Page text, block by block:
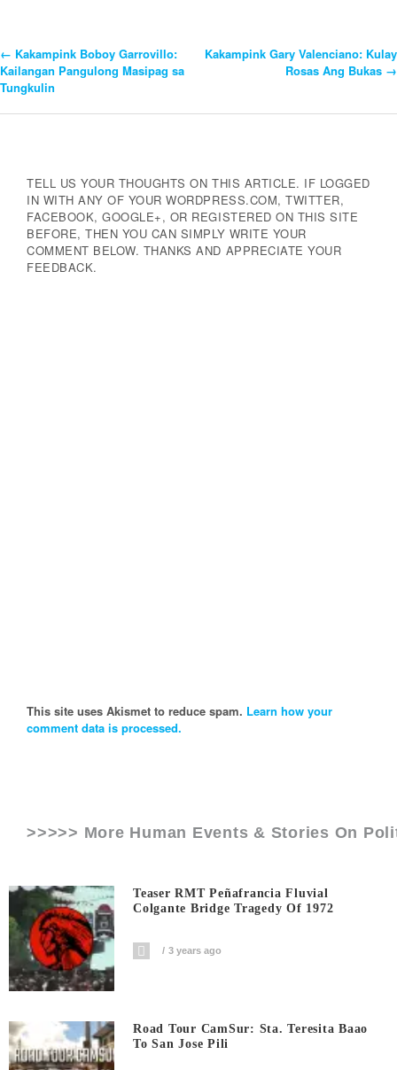
Post
Navigation
← Kakampink Boboy Garrovillo:
Kailangan Pangulong Masipag sa
Tungkulin
Kakampink Gary Valenciano: Kulay
Rosas Ang Bukas →
TELL US YOUR THOUGHTS ON THIS ARTICLE. IF LOGGED
IN WITH ANY OF YOUR WORDPRESS.COM, TWITTER,
FACEBOOK, GOOGLE+, OR REGISTERED ON THIS SITE
BEFORE, THEN YOU CAN SIMPLY WRITE YOUR
COMMENT BELOW. THANKS AND APPRECIATE YOUR
FEEDBACK.
This site uses Akismet to reduce spam. Learn how your
comment data is processed.
>>>>> More Human Events & Stories On
Teaser RMT Peñafrancia Fluvial
Colgante Bridge Tragedy Of 1972
3 years ago
Road Tour CamSur: Sta. Teresita Baao
To San Jose Pili